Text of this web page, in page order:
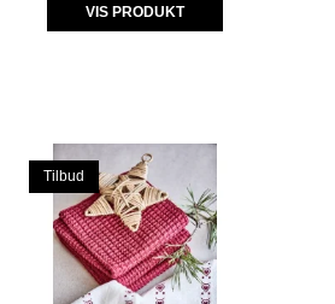
VIS PRODUKT
Tilbud